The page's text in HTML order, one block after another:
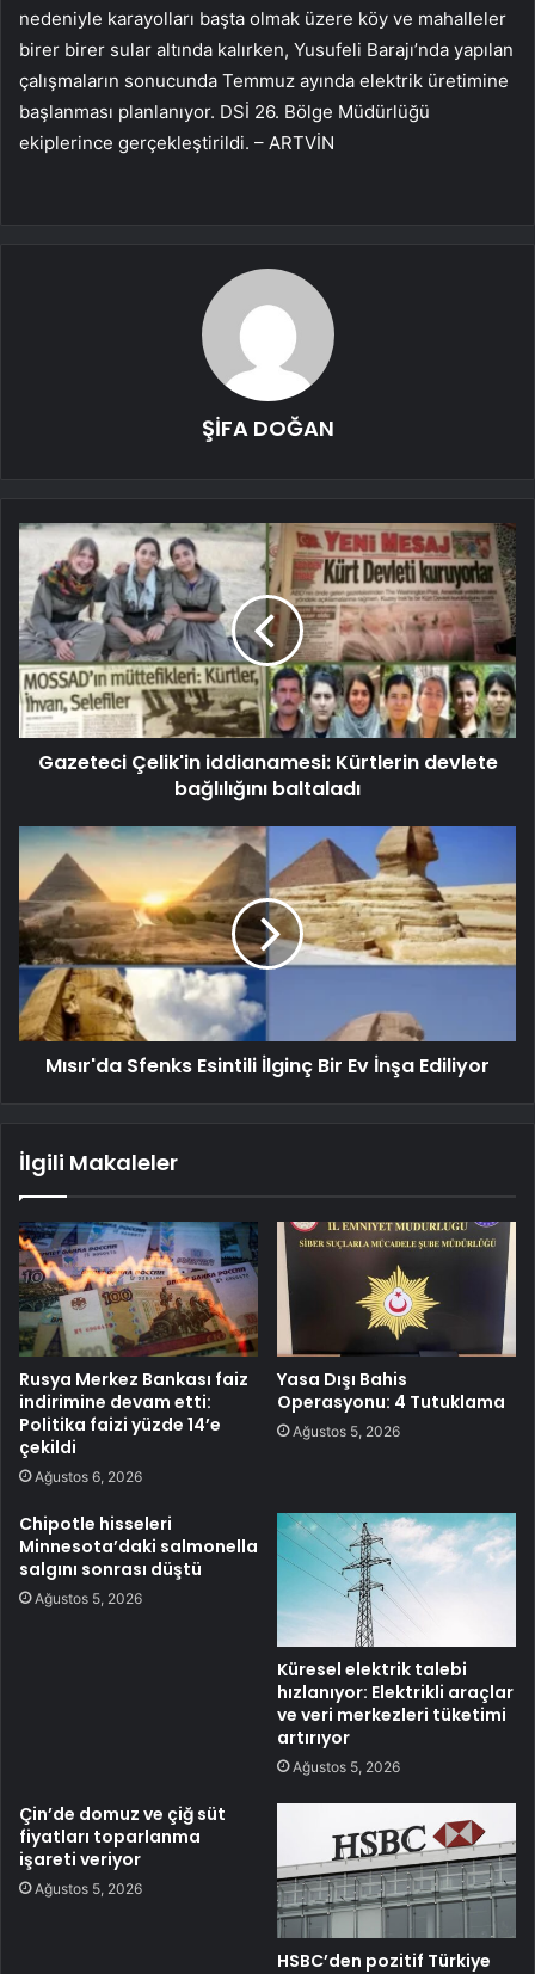
nedeniyle karayolları başta olmak üzere köy ve mahalleler
birer birer sular altında kalırken, Yusufeli Barajı’nda yapılan
çalışmaların sonucunda Temmuz ayında elektrik üretimine
başlanması planlanıyor. DSİ 26. Bölge Müdürlüğü
ekiplerince gerçekleştirildi. – ARTVİN
ŞİFA DOĞAN
Gazeteci Çelik'in iddianamesi: Kürtlerin devlete
bağlılığını baltaladı
Mısır'da Sfenks Esintili İlginç Bir Ev İnşa Ediliyor
İlgili Makaleler
Rusya Merkez Bankası faiz
indirimine devam etti:
Politika faizi yüzde 14’e
çekildi
Ağustos 6, 2026
Yasa Dışı Bahis
Operasyonu: 4 Tutuklama
Ağustos 5, 2026
Chipotle hisseleri
Minnesota’daki salmonella
salgını sonrası düştü
Ağustos 5, 2026
Küresel elektrik talebi
hızlanıyor: Elektrikli araçlar
ve veri merkezleri tüketimi
artırıyor
Ağustos 5, 2026
Çin’de domuz ve çiğ süt
fiyatları toparlanma
işareti veriyor
Ağustos 5, 2026
HSBC’den pozitif Türkiye